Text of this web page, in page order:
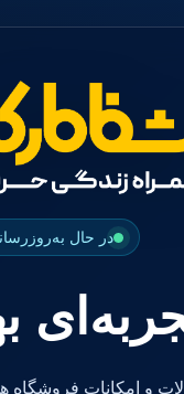
در حال
و امکانات فروشگاه